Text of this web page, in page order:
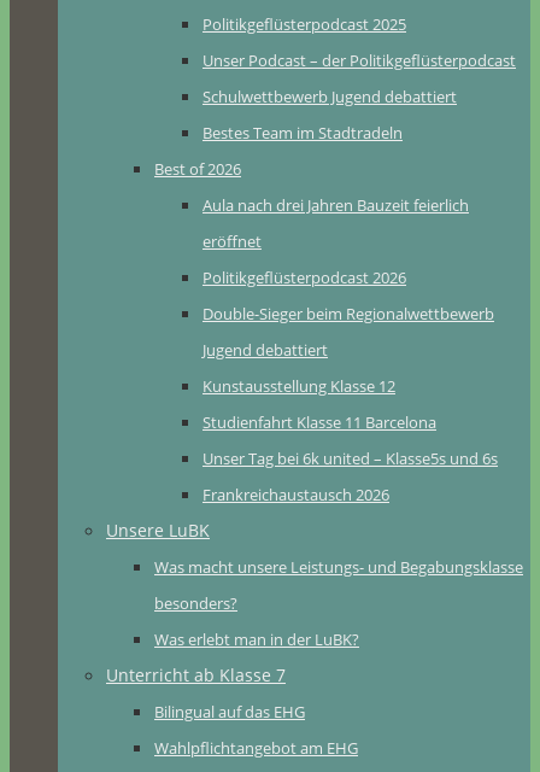
Politikgeflüsterpodcast 2025
Unser Podcast – der Politikgeflüsterpodcast
Schulwettbewerb Jugend debattiert
Bestes Team im Stadtradeln
Best of 2026
Aula nach drei Jahren Bauzeit feierlich
eröffnet
Politikgeflüsterpodcast 2026
Double-Sieger beim Regionalwettbewerb
Jugend debattiert
Kunstausstellung Klasse 12
Studienfahrt Klasse 11 Barcelona
Unser Tag bei 6k united – Klasse5s und 6s
Frankreichaustausch 2026
Unsere LuBK
Was macht unsere Leistungs- und Begabungsklasse
besonders?
Was erlebt man in der LuBK?
Unterricht ab Klasse 7
Bilingual auf das EHG
Wahlpflichtangebot am EHG